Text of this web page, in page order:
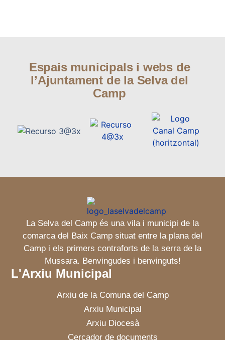
Espais municipals i webs de
l’Ajuntament de la Selva del
Camp
La Selva del Camp és una vila i municipi de la
comarca del Baix Camp situat entre la plana del
Camp i els primers contraforts de la serra de la
Mussara. Benvingudes i benvinguts!
L'Arxiu Municipal
Arxiu de la Comuna del Camp
Arxiu Municipal
Arxiu Diocesà
Cercador de documents